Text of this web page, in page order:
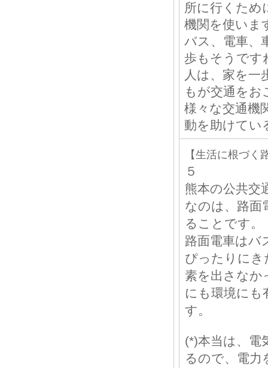
所に行くため
機関を使いま
バス、電車、
歩もそうです
人は、家を一
もが交通をお
様々な交通機
動を助けてい
【生活に根づく
５
熊本の公共交
なのは、路面
ることです。
路面電車はバ
ぴったりにき
素を出さなか
にも環境にも
す。
(*)本当は、電
るので、電力